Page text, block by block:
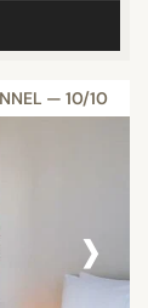
— 10/10
›